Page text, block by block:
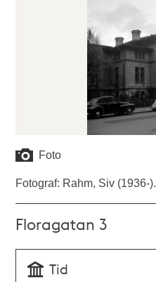
Foto
Fotograf: Rahm, Siv (1936-).
Floragatan 3
Tid